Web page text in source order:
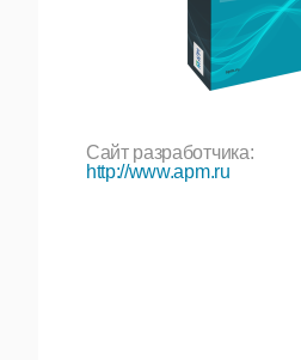
Сайт разработчика:
http://www.apm.ru